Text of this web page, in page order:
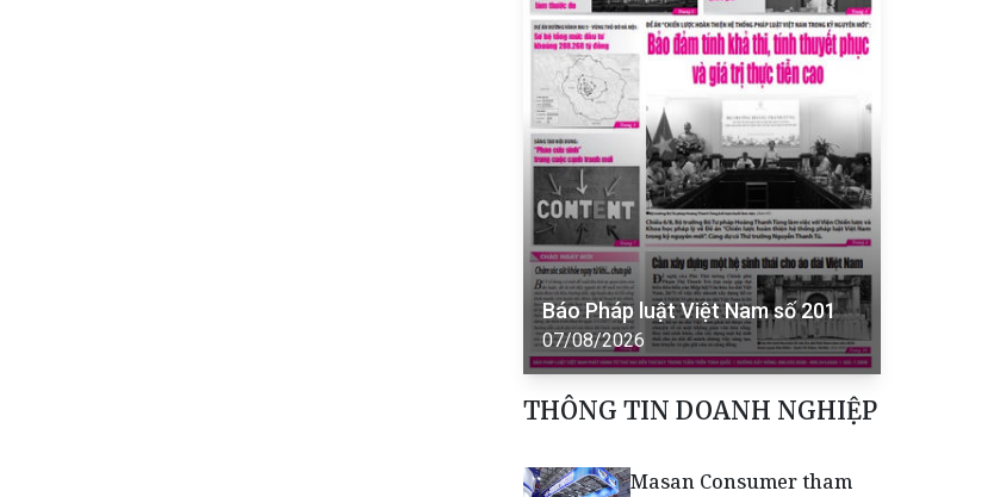
Báo Pháp luật Việt Nam số 201
07/08/2026
THÔNG TIN DOANH NGHIỆP
Masan Consumer tham